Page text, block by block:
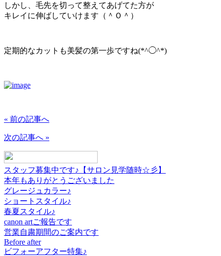
しかし、毛先を切って整えてあげてた方が
キレイに伸ばしていけます（＾Ｏ＾）
定期的なカットも美髪の第一歩ですね(*^◯^*)
« 前の記事へ
次の記事へ »
スタッフ募集中です♪【サロン見学随時☆彡】
本年もありがとうございました
グレージュカラー♪
ショートスタイル♪
春夏スタイル♪
canon artご報告です
営業自粛期間のご案内です
Before after
ビフォーアフター特集♪